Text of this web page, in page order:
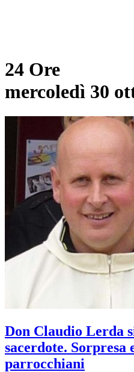
24 Ore
mercoledì 30
Don Claudio Lerda
sacerdote. Sorpresa
parrocchiani